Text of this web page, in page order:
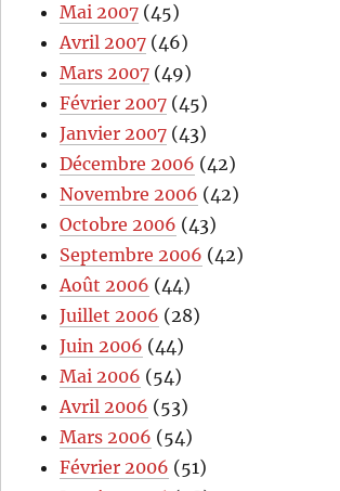
Mai 2007 (45)
Avril 2007 (46)
Mars 2007 (49)
Février 2007 (45)
Janvier 2007 (43)
Décembre 2006 (42)
Novembre 2006 (42)
Octobre 2006 (43)
Septembre 2006 (42)
Août 2006 (44)
Juillet 2006 (28)
Juin 2006 (44)
Mai 2006 (54)
Avril 2006 (53)
Mars 2006 (54)
Février 2006 (51)